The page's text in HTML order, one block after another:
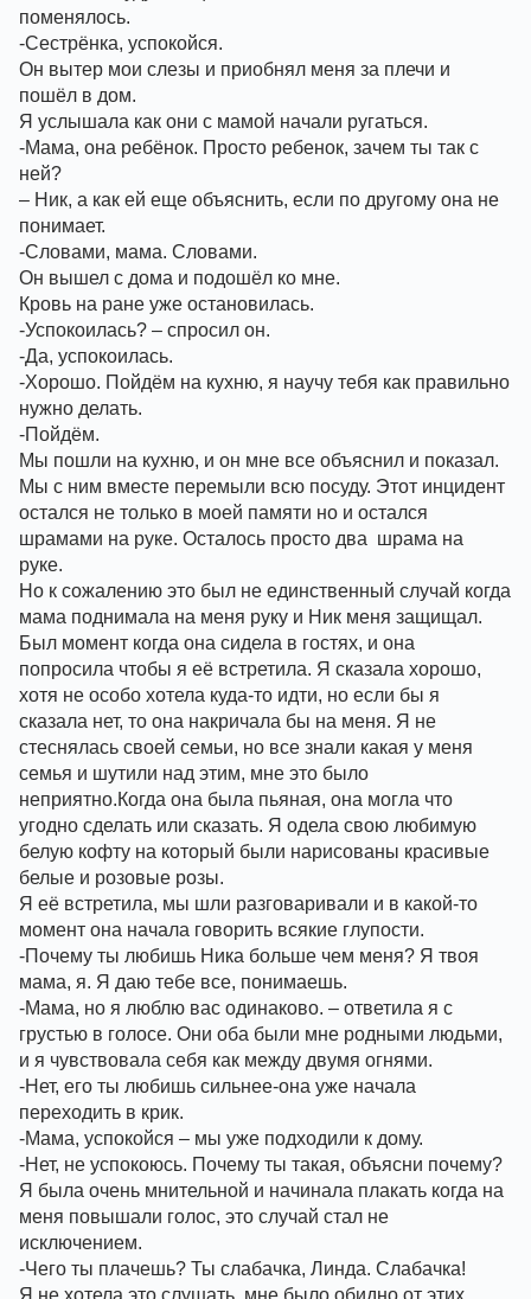
поменялось.
-Сестрёнка, успокойся.
Он вытер мои слезы и приобнял меня за плечи и
пошёл в дом.
Я услышала как они с мамой начали ругаться.
-Мама, она ребёнок. Просто ребенок, зачем ты так с
ней?
– Ник, а как ей еще объяснить, если по другому она не
понимает.
-Словами, мама. Словами.
Он вышел с дома и подошёл ко мне.
Кровь на ране уже остановилась.
-Успокоилась? – спросил он.
-Да, успокоилась.
-Хорошо. Пойдём на кухню, я научу тебя как правильно
нужно делать.
-Пойдём.
Мы пошли на кухню, и он мне все объяснил и показал.
Мы с ним вместе перемыли всю посуду. Этот инцидент
остался не только в моей памяти но и остался
шрамами на руке. Осталось просто два  шрама на
руке.
Но к сожалению это был не единственный случай когда
мама поднимала на меня руку и Ник меня защищал.
Был момент когда она сидела в гостях, и она
попросила чтобы я её встретила. Я сказала хорошо,
хотя не особо хотела куда-то идти, но если бы я
сказала нет, то она накричала бы на меня. Я не
стеснялась своей семьи, но все знали какая у меня
семья и шутили над этим, мне это было
неприятно.Когда она была пьяная, она могла что
угодно сделать или сказать. Я одела свою любимую
белую кофту на который были нарисованы красивые
белые и розовые розы.
Я её встретила, мы шли разговаривали и в какой-то
момент она начала говорить всякие глупости.
-Почему ты любишь Ника больше чем меня? Я твоя
мама, я. Я даю тебе все, понимаешь.
-Мама, но я люблю вас одинаково. – ответила я с
грустью в голосе. Они оба были мне родными людьми,
и я чувствовала себя как между двумя огнями.
-Нет, его ты любишь сильнее-она уже начала
переходить в крик.
-Мама, успокойся – мы уже подходили к дому.
-Нет, не успокоюсь. Почему ты такая, объясни почему?
Я была очень мнительной и начинала плакать когда на
меня повышали голос, это случай стал не
исключением.
-Чего ты плачешь? Ты слабачка, Линда. Слабачка!
Я не хотела это слушать, мне было обидно от этих